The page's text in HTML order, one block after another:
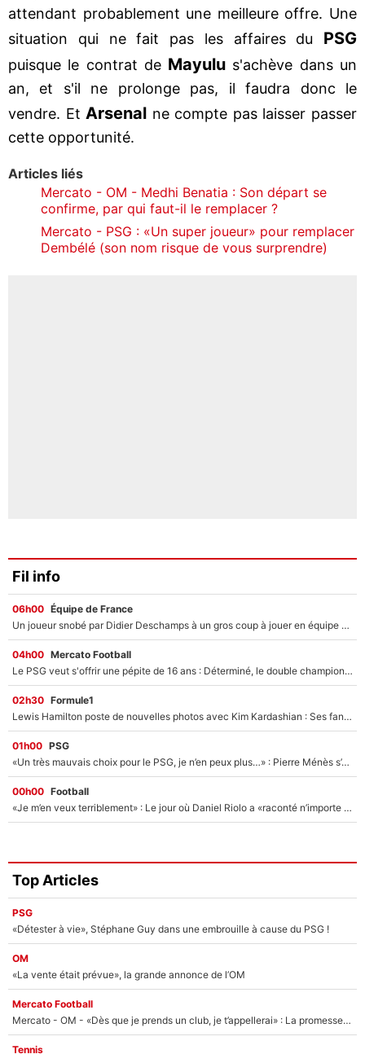
attendant probablement une meilleure offre. Une
situation qui ne fait pas les affaires du PSG
puisque le contrat de Mayulu s'achève dans un
an, et s'il ne prolonge pas, il faudra donc le
vendre. Et Arsenal ne compte pas laisser passer
cette opportunité.
Articles liés
Mercato - OM - Medhi Benatia : Son départ se
confirme, par qui faut-il le remplacer ?
Mercato - PSG : «Un super joueur» pour remplacer
Dembélé (son nom risque de vous surprendre)
Fil info
06h00 Équipe de France
Un joueur snobé par Didier Deschamps à un gros coup à jouer en équipe de France : Zinedine Zidane a trouvé son numéro 9 ?
04h00 Mercato Football
Le PSG veut s'offrir une pépite de 16 ans : Déterminé, le double champion d'Europe en titre est prêt à lâcher 40M€ pour celui que l'on compare déjà à Vinicius Jr !
02h30 Formule1
Lewis Hamilton poste de nouvelles photos avec Kim Kardashian : Ses fans le voient déjà redevenir champion du monde de F1 grâce à elle !
01h00 PSG
«Un très mauvais choix pour le PSG, je n’en peux plus…» : Pierre Ménès s’est complètement trompé avec Luis Enrique et ces déclarations le prouvent !
00h00 Football
«Je m’en veux terriblement» : Le jour où Daniel Riolo a «raconté n’importe quoi» dans l'After Foot !
Top Articles
PSG
«Détester à vie», Stéphane Guy dans une embrouille à cause du PSG !
OM
«La vente était prévue», la grande annonce de l’OM
Mercato Football
Mercato - OM - «Dès que je prends un club, je t’appellerai» : La promesse de Marcelino au moment de claquer la porte
Tennis